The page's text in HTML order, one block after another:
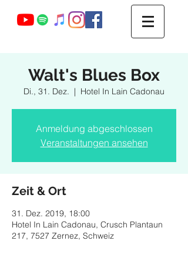
Webmaster Login
Walt's Blues Box
Di., 31. Dez.
  |
Hotel In Lain Cadonau
Anmeldung abgeschlossen
Veranstaltungen ansehen
Zeit & Ort
31. Dez. 2019, 18:00
Hotel In Lain Cadonau, Crusch Plantaun
217, 7527 Zernez, Schweiz